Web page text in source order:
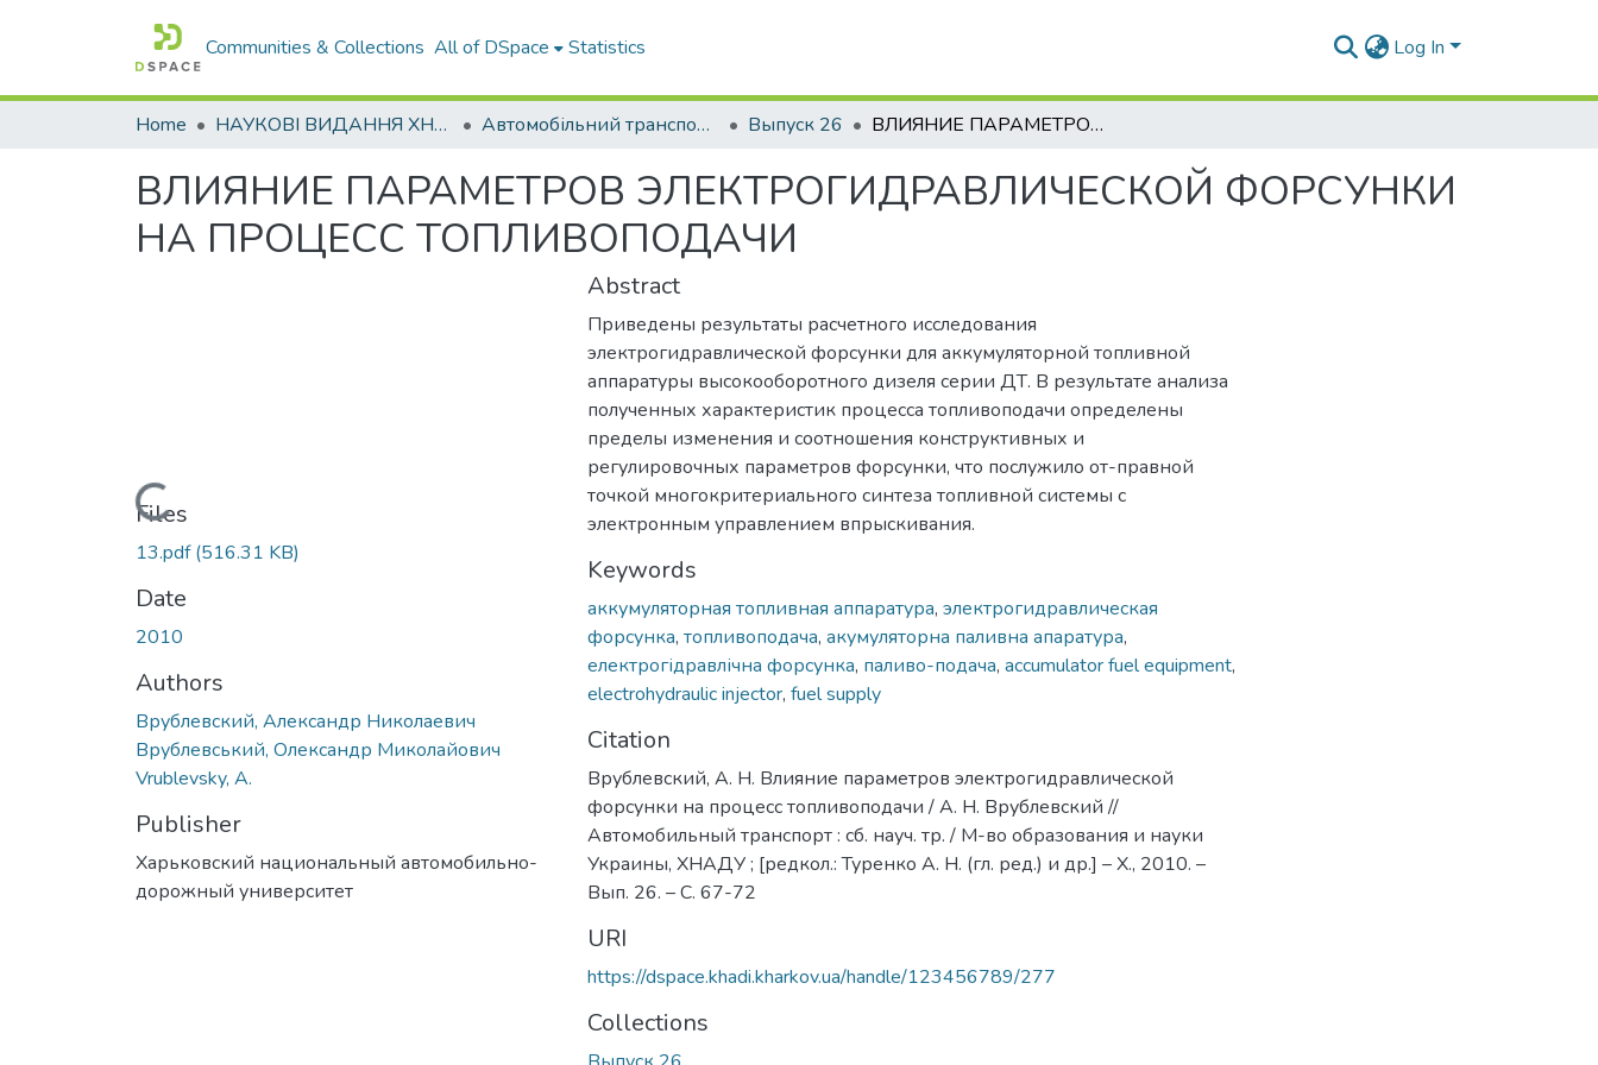
Communities & Collections All of DSpace Statistics Log In
Home НАУКОВІ ВИДАННЯ ХНАДУ Автомобільний транспорт / Автомобильный транспорт Выпуск 26 ВЛИЯНИЕ ПАРАМЕТРОВ ЭЛЕКТРОГИДРАВЛИЧЕСКОЙ ФОРСУНКИ НА ПРОЦЕСС ТОПЛИВОПОДАЧИ
ВЛИЯНИЕ ПАРАМЕТРОВ ЭЛЕКТРОГИДРАВЛИЧЕСКОЙ ФОРСУНКИ
НА ПРОЦЕСС ТОПЛИВОПОДАЧИ
Loading...
Files
13.pdf(516.31 KB)
Date
2010
Authors
Врублевский, Александр Николаевич
Врублевський, Олександр Миколайович
Vrublevsky, А.
Publisher
Харьковский национальный автомобильно-
дорожный университет
Abstract
Приведены результаты расчетного исследования
электрогидравлической форсунки для аккумуляторной топливной
аппаратуры высокооборотного дизеля серии ДТ. В результате анализа
полученных характеристик процесса топливоподачи определены
пределы изменения и соотношения конструктивных и
регулировочных параметров форсунки, что послужило от-правной
точкой многокритериального синтеза топливной системы с
электронным управлением впрыскивания.
Keywords
аккумуляторная топливная аппаратура, электрогидравлическая
форсунка, топливоподача, акумуляторна паливна апаратура,
електрогідравлічна форсунка, паливо-подача, accumulator fuel equipment,
electrohydraulic injector, fuel supply
Citation
Врублевский, А. Н. Влияние параметров электрогидравлической
форсунки на процесс топливоподачи / А. Н. Врублевский //
Автомобильный транспорт : сб. науч. тр. / М-во образования и науки
Украины, ХНАДУ ; [редкол.: Туренко А. Н. (гл. ред.) и др.] – Х., 2010. –
Вып. 26. – С. 67-72
URI
https://dspace.khadi.kharkov.ua/handle/123456789/277
Collections